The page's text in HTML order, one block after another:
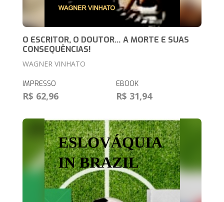
O ESCRITOR, O DOUTOR… A MORTE E SUAS
CONSEQUÊNCIAS!
WAGNER VINHATO
IMPRESSO
R$ 62,96
EBOOK
R$ 31,94